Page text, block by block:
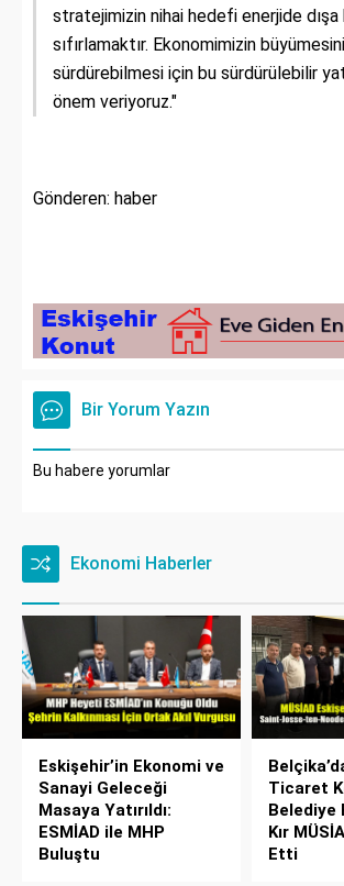
stratejimizin nihai hedefi enerjide dışa
sıfırlamaktır. Ekonomimizin
sürdürebilmesi için bu sürdürülebilir
önem veriyoruz."
Gönderen: haber
Bir Yorum Yazın
Bu habere yorumlar
Ekonomi Haberler
Eskişehir’in Ekonomi ve
Sanayi Geleceği
Masaya Yatırıldı:
ESMİAD ile MHP
Buluştu
Ticaret
Belediye
Kır
Etti